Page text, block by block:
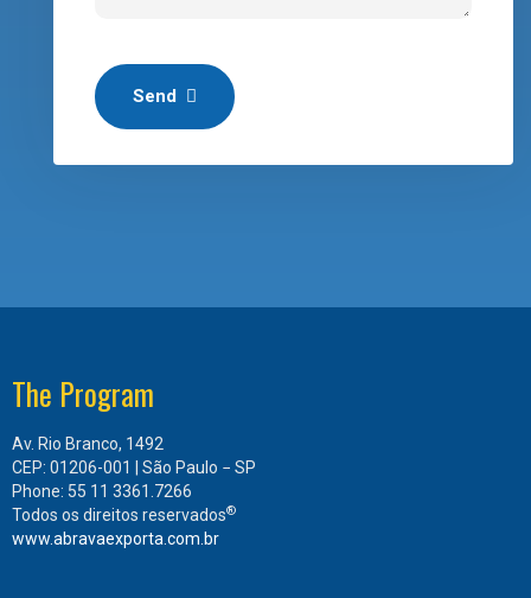
Send
The Program
Av. Rio Branco, 1492
CEP: 01206-001 | São Paulo − SP
Phone: 55 11 3361.7266
Todos os direitos reservados®
www.abravaexporta.com.br